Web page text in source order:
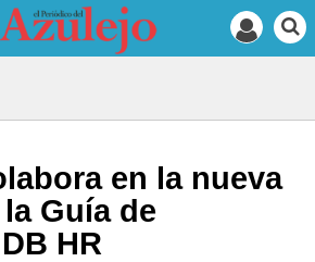
en la nueva
Guía de
HR